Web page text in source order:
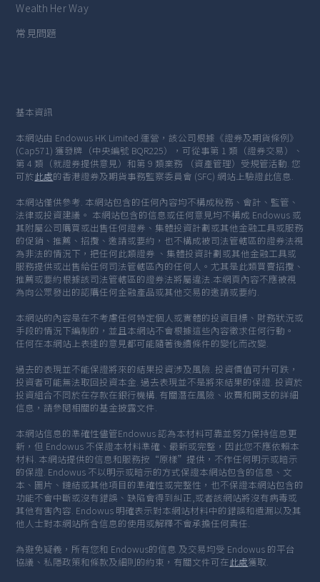
Wealth Her Way
常見問題
基本資訊
本網站由 Endowus HK Limited 運營，該公司根據《證券及期貨條例》
(Cap571) 獲發牌（中央編號 BQR225），可從事第 1 類（證券交易）、
第 4 類（就證券提供意見）和第 9 類業務 （資產管理）受規管活動. 您
可於此處的香港證券及期貨事務監察委員會 (SFC) 網站上驗證此信息.
本網站僅供參考. 本網站包含的任何內容均不構成稅務、會計、監管、
法律或投資建議。 本網站包含的信息或任何意見均不構成 Endowus 或
其附屬公司購買或出售任何證券、集體投資計劃或其他金融工具或服務
的促銷、推薦、招攬、邀請或要約，也不構成被司法管轄區的證券法視
為非法的情況下，把任何此類證券 、集體投資計劃或其他金融工具或
服務提供或出售給任何司法管轄區內的任何人。尤其是此類買賣招攬、
推薦或要約根據該司法管轄區的證券法將屬違法.本網頁內容不應被視
為向公眾發出的認購任何金融產品或其他交易的邀請或要約.
本網站的內容是在不考慮任何特定個人或實體的投資目標、財務狀況或
手段的情況下編制的，並且本網站不會根據這些內容徵求任何行動。
任何在本網站上表達的意見都可能隨著後續條件的變化而改變.
過去的表現並不能保證將來的結果投資涉及風險. 投資價值可升可跌，
投資者可能無法取回投資本金. 過去表現並不是將來結果的保證. 投資於
投資組合不同於在存款在銀行機構. 有關潛在風險、收費和開支的詳細
信息，請參閱相關的基金披露文件.
本網站信息的準確性儘管Endowus 認為本材料可靠並努力保持信息更
新，但 Endowus 不保證本材料準確、最新或完整，因此您不應依賴本
材料. 本網站提供的信息和服務按“原樣”提供，不作任何明示或暗示
的保證. Endowus 不以明示或暗示的方式保證本網站包含的信息、文
本、圖片、鏈結或其他項目的準確性或完整性，也不保證本網站包含的
功能不會中斷或沒有錯誤、缺陷會得到糾正,或者該網站將沒有病毒或
其他有害內容. Endowus 明確表示對本網站材料中的錯誤和遺漏以及其
他人士對本網站所含信息的使用或解釋不會承擔任何責任.
為避免疑義，所有您和 Endowus的信息 及交易均受 Endowus 的平台
協議、私隱政策和條款及細則的約束，有關文件可在此處獲取.